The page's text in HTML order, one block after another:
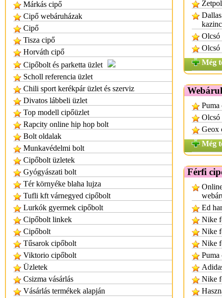
Márkás cipő
Cipő webáruházak
Cipő
Tisza cipő
Horváth cipő
Cipőbolt és parketta üzlet
Scholl referencia üzlet
Chili sport kerékpár üzlet és szerviz
Divatos lábbeli üzlet
Top modell cipőüzlet
Rapcity online hip hop bolt
Bolt oldalak
Munkavédelmi bolt
Cipőbolt üzletek
Gyógyászati bolt
Tér környéke blaha lujza
Tufli kft várnegyed cipőbolt
Lurkók gyermek cipőbolt
Cipőbolt linkek
Cipőbolt
Tűsarok cipőbolt
Viktorio cipőbolt
Üzletek
Csizma vásárlás
Vásárlás termékek alapján
Olcsó
Olcsó
Még
Puma
Olcsó
Geox
Még
Férfi
Ed
Nike
Nike
Nike
Puma
Nike